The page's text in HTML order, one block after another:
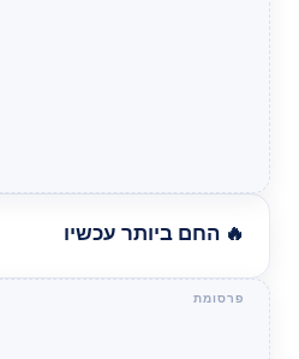
🔥 החם ביותר עכשיו